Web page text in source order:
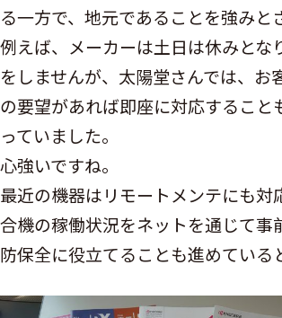
る一方で、地元であることを強みと
例えば、メーカーは土日は休みとな
をしませんが、太陽堂さんでは、お
の要望があれば即座に対応すること
っていました。
心強いですね。
最近の機器はリモートメンテにも対
合機の稼働状況をネットを通じて事
防保全に役立てることも進めている